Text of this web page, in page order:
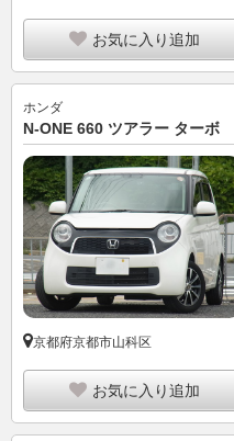
お気に入り追加
ホンダ
N-ONE 660 ツアラー ターボ
京都府京都市山科区
お気に入り追加